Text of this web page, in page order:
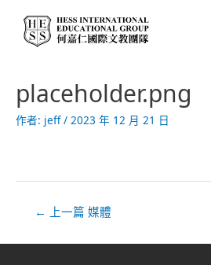
placeholder.png
作者: jeff/ 2023 年 12 月 21 日
章
導
覽
← 上一篇 媒體